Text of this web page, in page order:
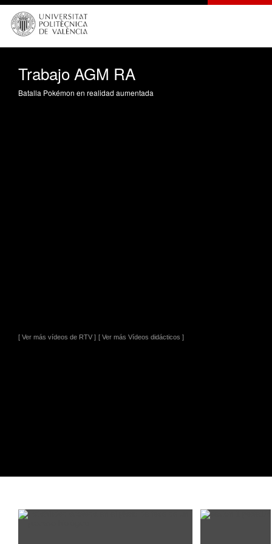
Trabajo AGM RA
Batalla Pokémon en realidad aumentada
[ Ver más vídeos de RTV ] [ Ver más Vídeos didácticos ]